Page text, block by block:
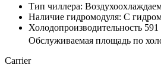
Тип чиллера:
Наличие гидромодуля: С
Холодопроизводительность 591
Обслуживаемая площадь по
Carrier